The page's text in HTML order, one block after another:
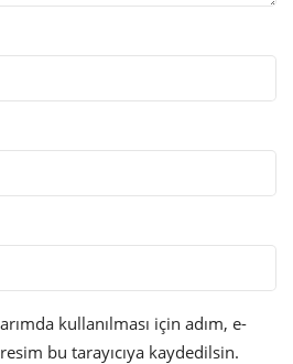
kullanılması için adım, e-
bu tarayıcıya kaydedilsin.